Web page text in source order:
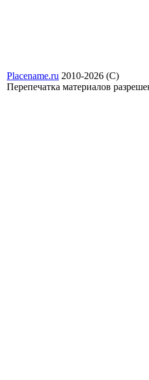
Placename.ru 2010-2026 (С)
Перепечатка материалов